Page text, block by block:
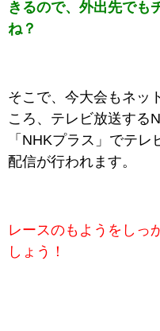
きるので、外出先でも
ね？
そこで、今大会もネッ
ころ、 テレビ放送する
「NHKプラス」でテ
配信が行われます。
レースのもようを しっ
しょう！